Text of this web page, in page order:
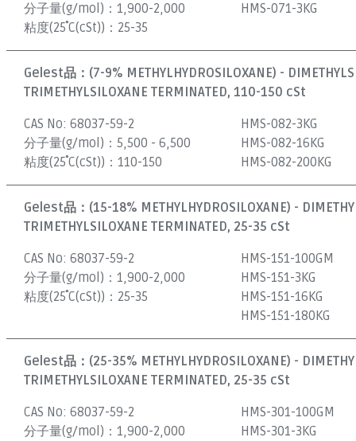
分子量(g/mol)：1,900-2,000
粘度(25˚C(cSt))： 25-35
HMS-071-3KG
Gelest品： (7-9% METHYLHYDROSILOXANE) -
TRIMETHYLSILOXANE TERMINATED, 110-150 cSt
CAS No:68037-59-2
分子量(g/mol)：5,500 - 6,500
粘度(25˚C(cSt))：110-150
HMS-082-3KG
HMS-082-16KG
HMS-082-200KG
Gelest品： (15-18% METHYLHYDROSILOXANE) -
TRIMETHYLSILOXANE TERMINATED, 25-35 cSt
CAS No:68037-59-2
分子量(g/mol)：1,900-2,000
粘度(25˚C(cSt))： 25-35
HMS-151-100GM
HMS-151-3KG
HMS-151-16KG
HMS-151-180KG
Gelest品： (25-35% METHYLHYDROSILOXANE) -
TRIMETHYLSILOXANE TERMINATED, 25-35 cSt
CAS No:68037-59-2
分子量(g/mol)：1,900-2,000
HMS-301-100GM
HMS-301-3KG